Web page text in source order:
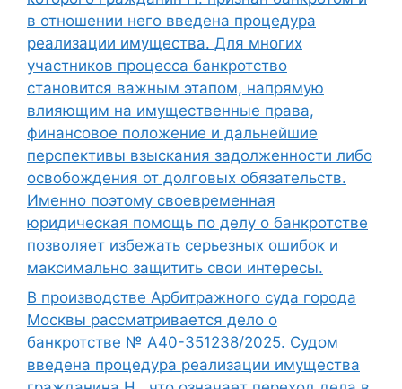
в отношении него введена процедура
реализации имущества. Для многих
участников процесса банкротство
становится важным этапом, напрямую
влияющим на имущественные права,
финансовое положение и дальнейшие
перспективы взыскания задолженности либо
освобождения от долговых обязательств.
Именно поэтому своевременная
юридическая помощь по делу о банкротстве
позволяет избежать серьезных ошибок и
максимально защитить свои интересы.
В производстве Арбитражного суда города
Москвы рассматривается дело о
банкротстве № А40-351238/2025. Судом
введена процедура реализации имущества